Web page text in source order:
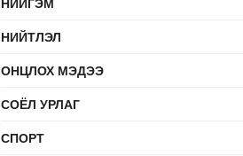
НИЙТЛЭЛ
ОНЦЛОХ МЭДЭЭ
СОЁЛ УРЛАГ
СПОРТ